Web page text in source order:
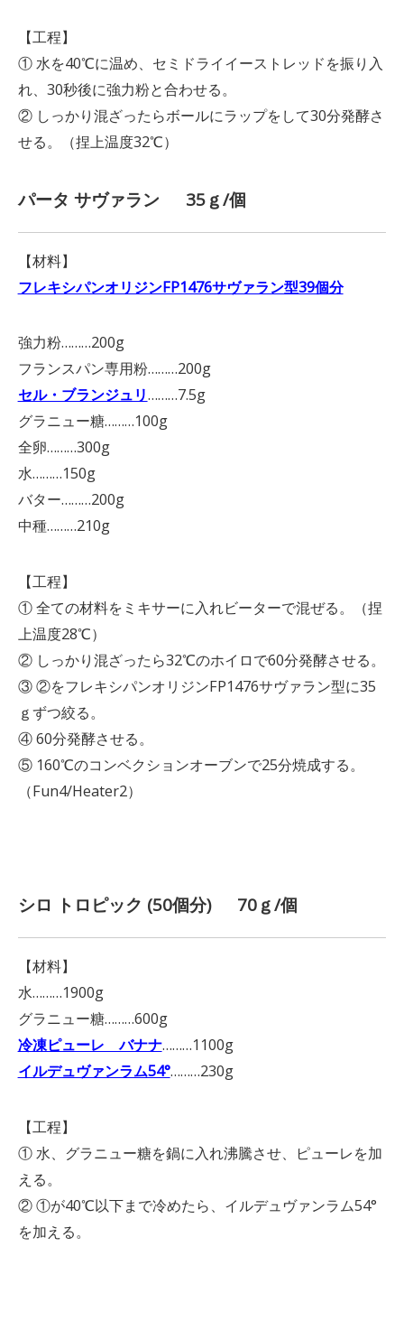
【工程】
① 水を40℃に温め、セミドライイーストレッドを振り入
れ、30秒後に強力粉と合わせる。
② しっかり混ざったらボールにラップをして30分発酵さ
せる。（捏上温度32℃）
パータ サヴァラン 35ｇ/個
【材料】
フレキシパンオリジンFP1476サヴァラン型39個分
強力粉………200g
フランスパン専用粉………200g
セル・ブランジュリ………7.5g
グラニュー糖………100g
全卵………300g
水………150g
バター………200g
中種………210g
【工程】
① 全ての材料をミキサーに入れビーターで混ぜる。（捏
上温度28℃）
② しっかり混ざったら32℃のホイロで60分発酵させる。
③ ②をフレキシパンオリジンFP1476サヴァラン型に35
ｇずつ絞る。
④ 60分発酵させる。
⑤ 160℃のコンベクションオーブンで25分焼成する。
（Fun4/Heater2）
シロ トロピック (50個分) 70ｇ/個
【材料】
水………1900g
グラニュー糖………600g
冷凍ピューレ バナナ………1100g
イルデュヴァンラム54°………230g
【工程】
① 水、グラニュー糖を鍋に入れ沸騰させ、ピューレを加
える。
② ①が40℃以下まで冷めたら、イルデュヴァンラム54°
を加える。